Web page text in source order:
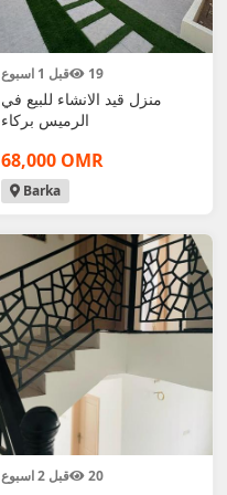
قبل 1 اسبوع 19
منزل قيد الانشاء للبيع في
الرميس بركاء
68,000 OMR
Barka
قبل 2 اسبوع 20